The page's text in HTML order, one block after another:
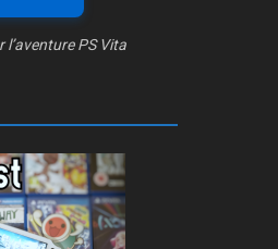
PS Vita